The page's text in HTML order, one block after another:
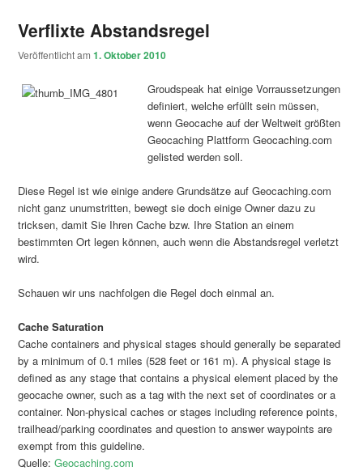
Verflixte Abstandsregel
Veröffentlicht am1. Oktober 2010
Groudspeak hat einige Vorraussetzungen
definiert, welche erfüllt sein müssen,
wenn Geocache auf der Weltweit größten
Geocaching Plattform Geocaching.com
gelisted werden soll.
Diese Regel ist wie einige andere Grundsätze auf Geocaching.com
nicht ganz unumstritten, bewegt sie doch einige Owner dazu zu
tricksen, damit Sie Ihren Cache bzw. Ihre Station an einem
bestimmten Ort legen können, auch wenn die Abstandsregel verletzt
wird.
Schauen wir uns nachfolgen die Regel doch einmal an.
Cache Saturation
Cache containers and physical stages should generally be separated
by a minimum of 0.1 miles (528 feet or 161 m). A physical stage is
defined as any stage that contains a physical element placed by the
geocache owner, such as a tag with the next set of coordinates or a
container. Non-physical caches or stages including reference points,
trailhead/parking coordinates and question to answer waypoints are
exempt from this guideline.
Quelle:Geocaching.com